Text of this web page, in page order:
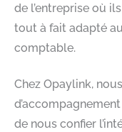
de l’entreprise où
tout à fait adapté
comptable.
Chez Opaylink,
de nous confier